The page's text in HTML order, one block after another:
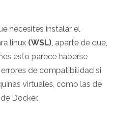
necesites instalar el
linux (WSL), aparte de que,
esto parece haberse
de compatibilidad si
virtuales, como las de
Docker.